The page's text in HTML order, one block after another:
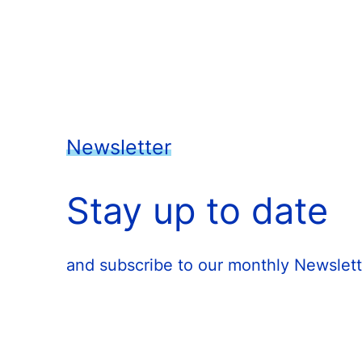
Newsletter
Stay up to date
and subscribe to our monthly